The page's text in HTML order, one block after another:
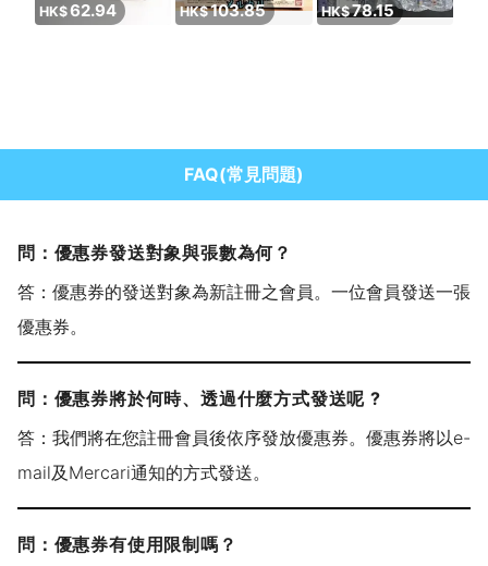
HK$62.94 HK$103.85 HK$78.15
FAQ(常見問題)
問：優惠券發送對象與張數為何？
答：優惠券的發送對象為新註冊之會員。一位會員發送一張
優惠券。
問：優惠券將於何時、透過什麼方式發送呢 ?
答：我們將在您註冊會員後依序發放優惠券。優惠券將以e-
mail及Mercari通知的方式發送。
問：優惠券有使用限制嗎？